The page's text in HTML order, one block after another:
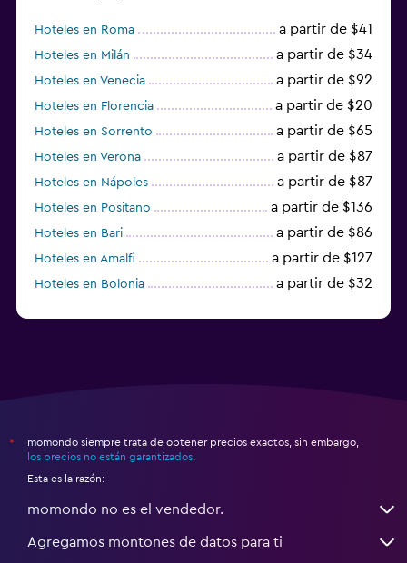
Hoteles en Roma a partir de $41
Hoteles en Milán a partir de $34
Hoteles en Venecia a partir de $92
Hoteles en Florencia a partir de $20
Hoteles en Sorrento a partir de $65
Hoteles en Verona a partir de $87
Hoteles en Nápoles a partir de $87
Hoteles en Positano a partir de $136
Hoteles en Bari a partir de $86
Hoteles en Amalfi a partir de $127
Hoteles en Bolonia a partir de $32
*
momondo siempre trata de obtener precios exactos, sin embargo,
los precios no están garantizados
Esta es la razón:
momondo no es el vendedor.
Agregamos montones de datos para ti